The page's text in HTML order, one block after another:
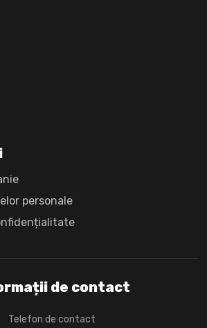
de contact
Telefon de contact
personale